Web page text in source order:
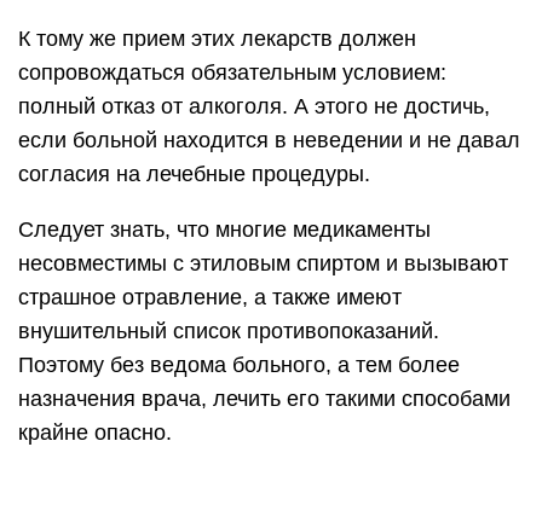
К тому же прием этих лекарств должен
сопровождаться обязательным условием:
полный отказ от алкоголя. А этого не достичь,
если больной находится в неведении и не давал
согласия на лечебные процедуры.
Следует знать, что многие медикаменты
несовместимы с этиловым спиртом и вызывают
страшное отравление, а также имеют
внушительный список противопоказаний.
Поэтому без ведома больного, а тем более
назначения врача, лечить его такими способами
крайне опасно.